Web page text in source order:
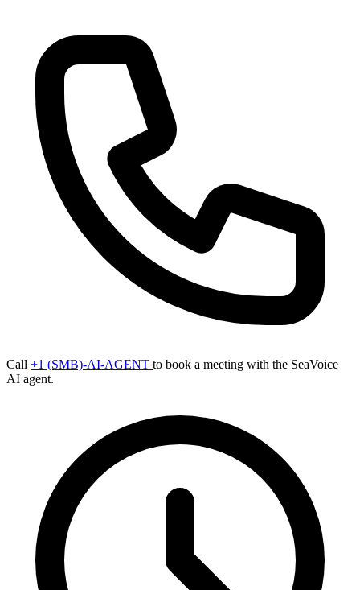
Call +1 (SMB)-AI-AGENT to book a meeting with the SeaVoice
AI agent.